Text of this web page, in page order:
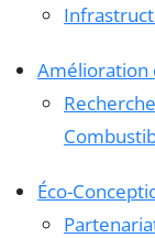
Amélioration
Éco-